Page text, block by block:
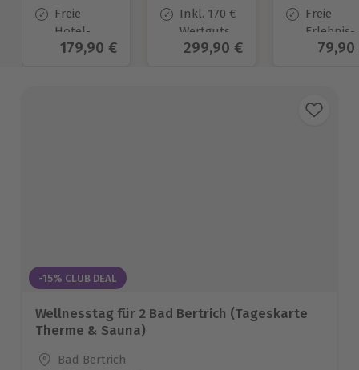
Freie
Hotel-
Auswahl
Aktueller Preis
179,90 €
Inkl. 170 €
Wertgutschein
zur
Aktueller Preis
299,90 €
Freie
Erlebnis-
Auswahl
79,90
-15% CLUB DEAL
Wellnesstag für 2 Bad Bertrich (Tageskarte
Therme & Sauna)
Standort
Bad Bertrich